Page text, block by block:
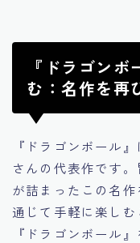
『ドラゴン
む：名作を再
『ドラゴンボール
さんの代表作です
が詰まったこの名作
通じて手軽に楽しむ
『ドラゴンボール